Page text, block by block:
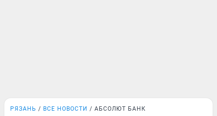
РЯЗАНЬ ВСЕ НОВОСТИ АБСОЛЮТ БАНК